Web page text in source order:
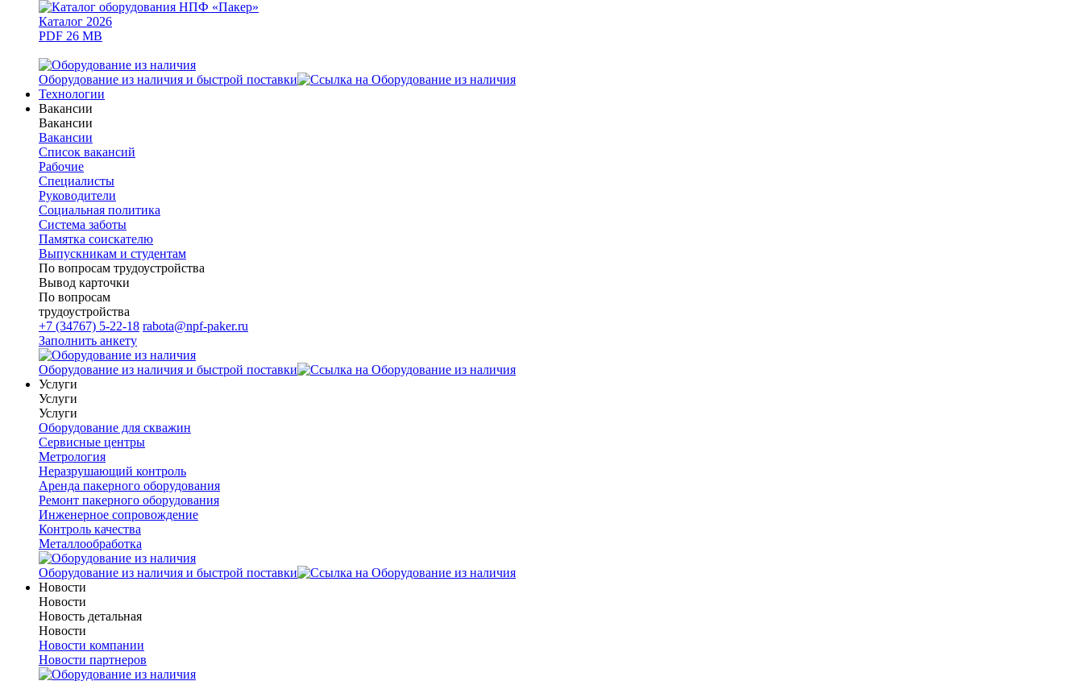
Каталог 2026
PDF 26 MB
Оборудование из наличия и быстрой поставки
Технологии
Вакансии
Вакансии
Вакансии
Список вакансий
Рабочие
Специалисты
Руководители
Cоциальная политика
Система заботы
Памятка соискателю
Выпускникам и студентам
По вопросам трудоустройства
Вывод карточки
По вопросам
трудоустройства
+7 (34767) 5-22-18 rabota@npf-paker.ru
Заполнить анкету
Оборудование из наличия и быстрой поставки
Услуги
Услуги
Услуги
Оборудование для скважин
Сервисные центры
Метрология
Неразрушающий контроль
Аренда пакерного оборудования
Ремонт пакерного оборудования
Инженерное сопровождение
Контроль качества
Металлообработка
Оборудование из наличия и быстрой поставки
Новости
Новости
Новость детальная
Новости
Новости компании
Новости партнеров